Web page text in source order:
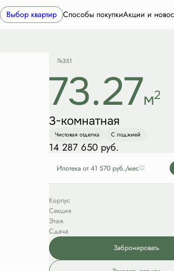
Выбор квартир Способы покупкиАкции и
№351
73.27м2
3-комнатная
Чистовая отделка С лоджией
14 287 650 руб.
Ипотека от 41 570 руб./мес
Корпус
Секция
Этаж
Сдача
Забронировать